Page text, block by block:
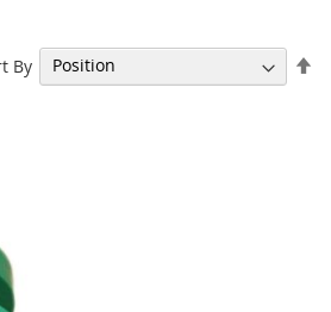
By